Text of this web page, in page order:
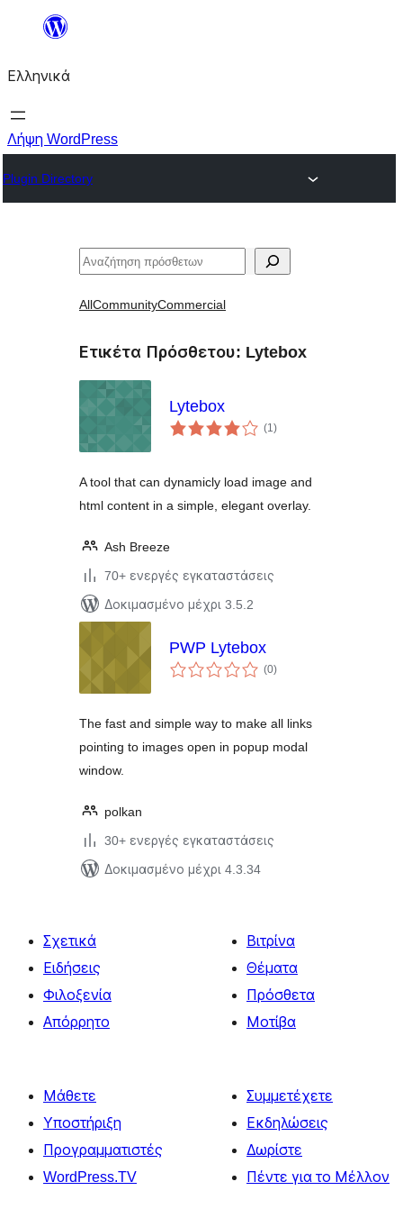
Μετάβαση
περιεχόμενο
Ελληνικά
Λήψη WordPress
Plugin Directory
Αναζήτηση
AllCommunityCommercial
Ετικέτα Πρόσθετου: Lytebox
Lytebox
(1αξιολογήσεις
σύνολο
)
A tool that can dynamicly load image and
html content in a simple, elegant overlay.
Ash Breeze
70+ ενεργές εγκαταστάσεις
Δοκιμασμένο μέχρι 3.5.2
PWP Lytebox
(0αξιολογήσεις
σύνολο
)
The fast and simple way to make all links
pointing to images open in popup modal
window.
polkan
30+ ενεργές εγκαταστάσεις
Δοκιμασμένο μέχρι 4.3.34
Σχετικά
Ειδήσεις
Φιλοξενία
Απόρρητο
Βιτρίνα
Θέματα
Πρόσθετα
Μοτίβα
Μάθετε
Υποστήριξη
Προγραμματιστές
WordPress.TV
Συμμετέχετε
Εκδηλώσεις
Δωρίστε
Πέντε για το Μέλλον